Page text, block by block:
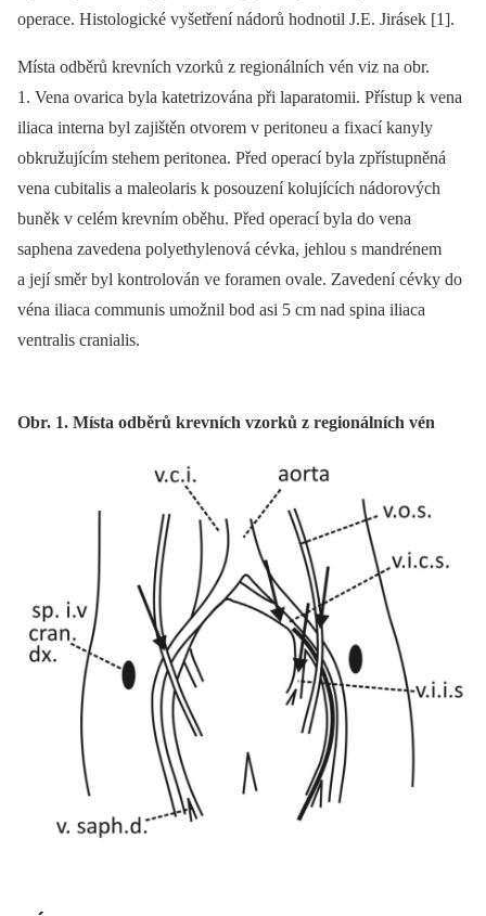
operace. Histologické vyšetření nádorů hodnotil J.E. Jirásek [1].
Místa odběrů krevních vzorků z regionálních vén viz na obr.
1. Vena ovarica byla katetrizována při laparatomii. Přístup k vena
iliaca interna byl zajištěn otvorem v peritoneu a fixací kanyly
obkružujícím stehem peritonea. Před operací byla zpřístupněná
vena cubitalis a maleolaris k posouzení kolujících nádorových
buněk v celém krevním oběhu. Před operací byla do vena
saphena zavedena polyethylenová cévka, jehlou s mandrénem
a její směr byl kontrolován ve foramen ovale. Zavedení cévky do
véna iliaca communis umožnil bod asi 5 cm nad spina iliaca
ventralis cranialis.
Obr. 1. Místa odběrů krevních vzorků z regionálních vén